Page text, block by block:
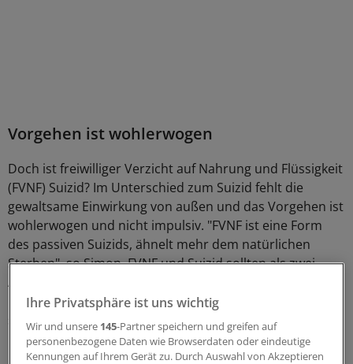
Vorgehen ist wohlerwogen
Doch ist freiwilliger Verzicht auf Nahrung und Flüssigkeit
(FVNF) Suizid? Im Unterschied zum Suizid fehlt die
gewaltsame Einwirkung von außen und das Vorgehen ist
wohlerwogen und nicht impulsiv. "FVNF ist eine Form
des passiven Suizids, ähnelt mehr dem natürlichen
Sterben", so Simon. FVNF und Suizid sollten als zwei
Ausdrucksformen des Wunsches nach vorzeitigem
Lebensende gewertet werden, die ähnlich zu behandeln
sind.
Bei entsprechendem Wunsch des Patienten sollten
Ihre Privatsphäre ist uns wichtig
Wir und unsere 145-Partner speichern und greifen auf
personenbezogene Daten wie Browserdaten oder eindeutige
Kennungen auf Ihrem Gerät zu. Durch Auswahl von Akzeptieren